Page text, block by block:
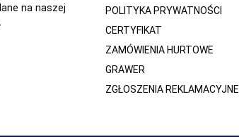
na naszej
POLITYKA PRYWATNOŚCI
CERTYFIKAT
ZAMÓWIENIA HURTOWE
GRAWER
ZGŁOSZENIA REKLAMACYJNE